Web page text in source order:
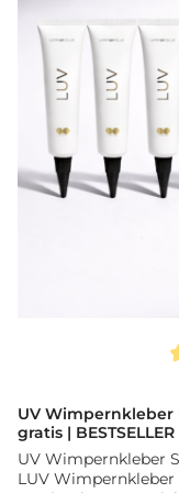
Wimpernkleber Betätigung: Fußpedal (hands-free
Bedienung) LED-Lebensdauer: Bis zu ca. 30.000
Stunden Lichtmodul: Austauschbar Ersatz-
Lichtmodul: Im Set enthalten
Jahr Garantie auf
(ausgenommen
Stiftung EAR WEEE-Reg.-Nr.: DE 16233303 Registriert
gemäß ElektroG bei der
die Zukunft der UV-
AYDA® Light LUV
Ausschließlich für
UV Wimpernkleber
gratis |
UV Wimpernkleber Set |
LUV Wimpernkleber